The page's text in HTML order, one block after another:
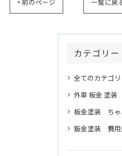
< 前のページ 一覧に戻
カテゴリー
全てのカテゴ
外車 板金 塗装
板金塗装 ちゃんと
鈑金塗装 費用